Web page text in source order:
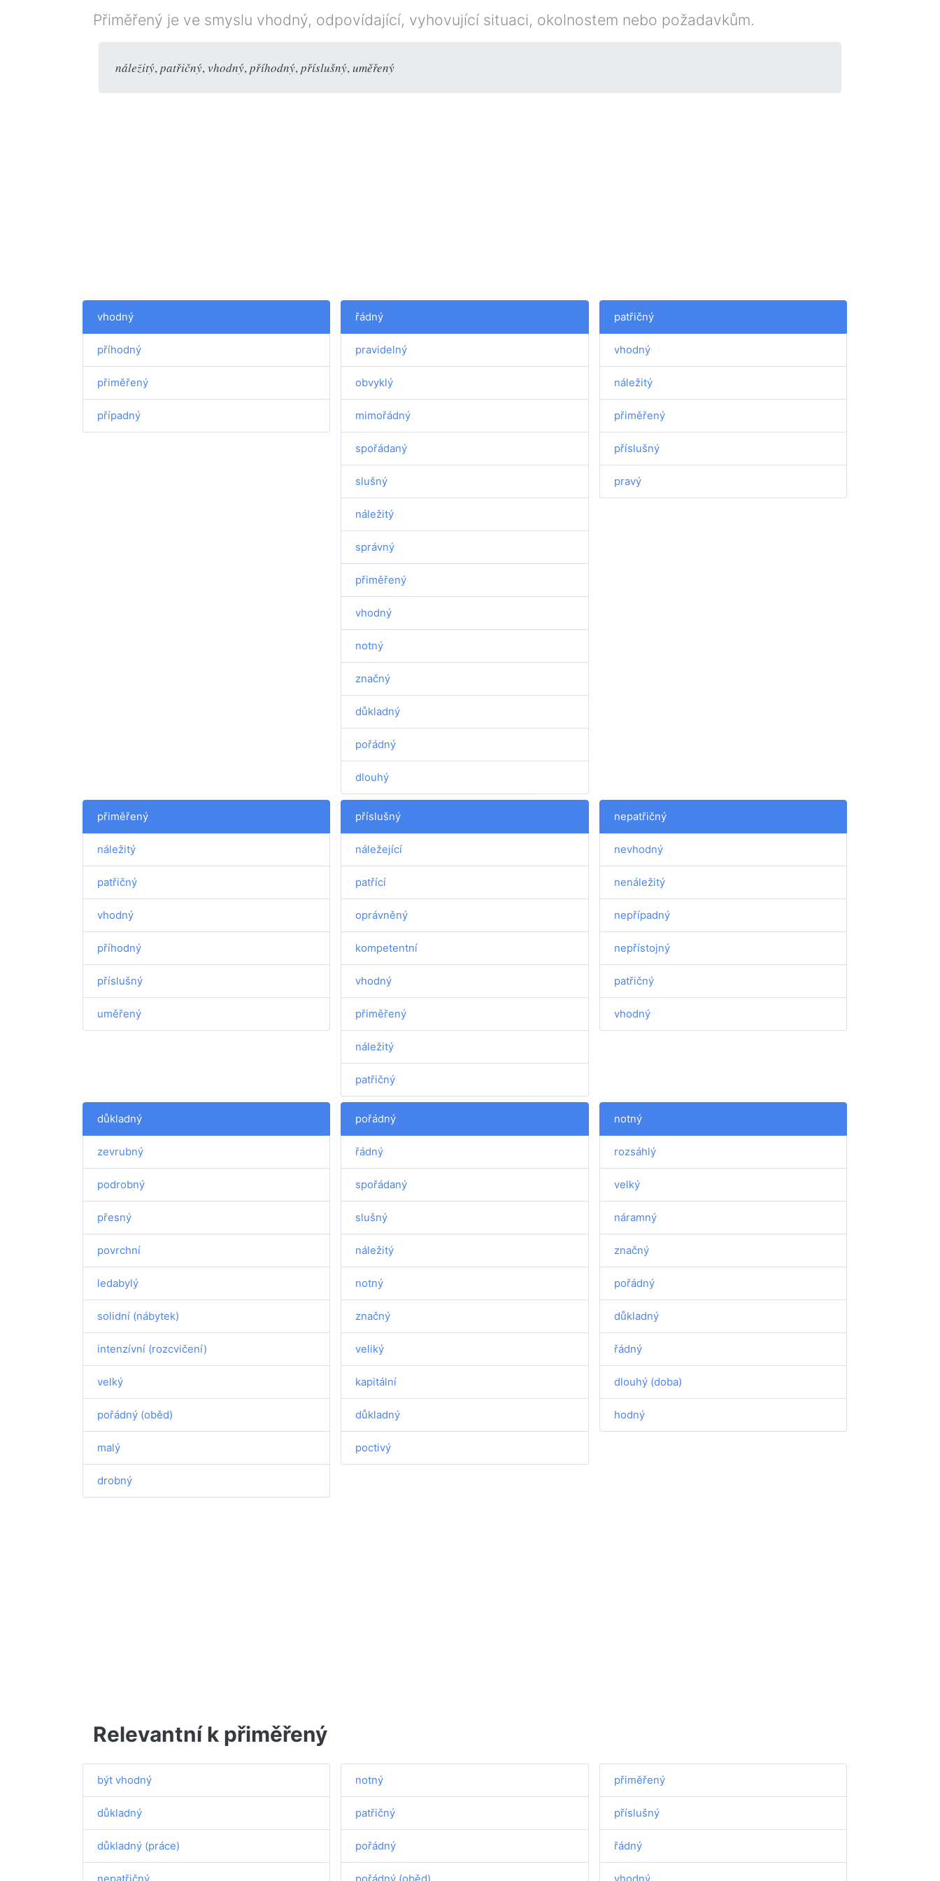
Přiměřený je ve smyslu vhodný, odpovídající, vyhovující situaci, okolnostem nebo požadavkům.
náležitý, patřičný, vhodný, příhodný, příslušný, uměřený
vhodný
příhodný
přiměřený
případný
řádný
pravidelný
obvyklý
mimořádný
spořádaný
slušný
náležitý
správný
přiměřený
vhodný
notný
značný
důkladný
pořádný
dlouhý
patřičný
vhodný
náležitý
přiměřený
příslušný
pravý
přiměřený
náležitý
patřičný
vhodný
příhodný
příslušný
uměřený
příslušný
náležející
patřící
oprávněný
kompetentní
vhodný
přiměřený
náležitý
patřičný
nepatřičný
nevhodný
nenáležitý
nepřípadný
nepřístojný
patřičný
vhodný
důkladný
zevrubný
podrobný
přesný
povrchní
ledabylý
solidní (nábytek)
intenzívní (rozcvičení)
velký
pořádný (oběd)
malý
drobný
pořádný
řádný
spořádaný
slušný
náležitý
notný
značný
veliký
kapitální
důkladný
poctivý
notný
rozsáhlý
velký
náramný
značný
pořádný
důkladný
řádný
dlouhý (doba)
hodný
Relevantní k přiměřený
být vhodný
důkladný
důkladný (práce)
notný
patřičný
pořádný
přiměřený
příslušný
řádný